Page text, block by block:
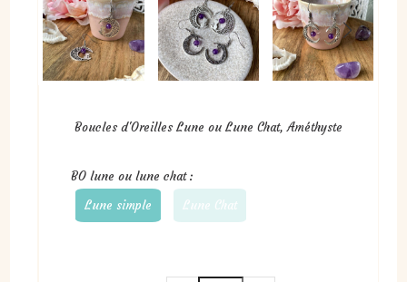
Boucles d'Oreilles Lune ou Lune Chat, Améthyste
BO lune ou lune chat :
Lune simple
Lune Chat